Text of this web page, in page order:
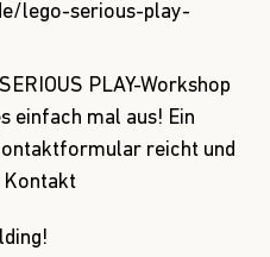
lego-serious-play-
PLAY-Workshop
einfach mal aus! Ein
reicht und
Kontakt